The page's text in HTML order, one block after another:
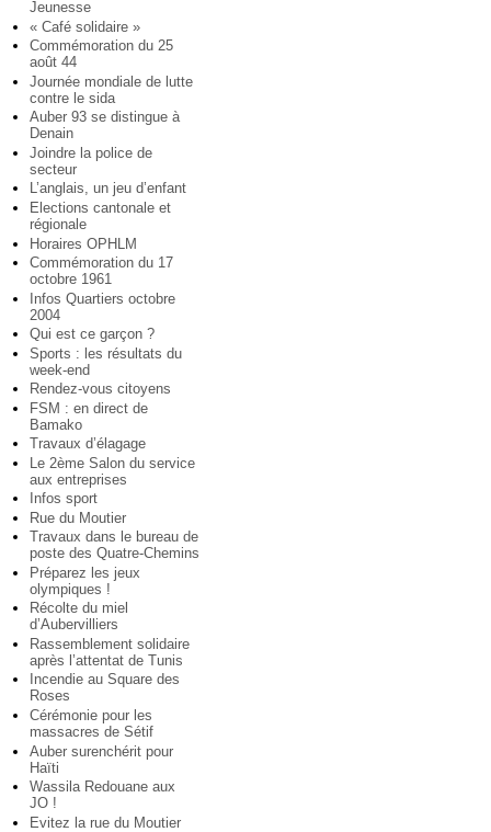
Jeunesse
« Café solidaire »
Commémoration du 25
août 44
Journée mondiale de lutte
contre le sida
Auber 93 se distingue à
Denain
Joindre la police de
secteur
L’anglais, un jeu d’enfant
Elections cantonale et
régionale
Horaires OPHLM
Commémoration du 17
octobre 1961
Infos Quartiers octobre
2004
Qui est ce garçon ?
Sports : les résultats du
week-end
Rendez-vous citoyens
FSM : en direct de
Bamako
Travaux d’élagage
Le 2ème Salon du service
aux entreprises
Infos sport
Rue du Moutier
Travaux dans le bureau de
poste des Quatre-Chemins
Préparez les jeux
olympiques !
Récolte du miel
d’Aubervilliers
Rassemblement solidaire
après l’attentat de Tunis
Incendie au Square des
Roses
Cérémonie pour les
massacres de Sétif
Auber surenchérit pour
Haïti
Wassila Redouane aux
JO !
Evitez la rue du Moutier